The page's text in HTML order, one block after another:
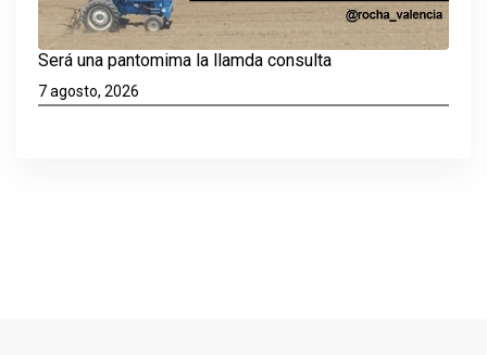
Será una pantomima la llamda consulta
7 agosto, 2026